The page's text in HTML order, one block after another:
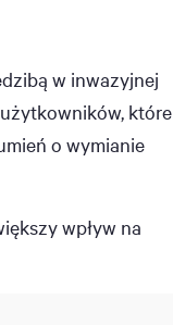
w inwazyjnej
które
o wymianie
wpływ na